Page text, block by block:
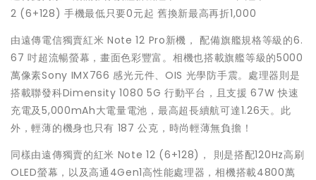
2 (6+128) 手機最低只要0元起 舊換新最高再折1,000
由遠傳電信獨賣紅米 Note 12 Pro新機， 配備旗艦規格等級的6.
67 吋超流暢螢幕，畫面色彩豐富。相機也搭載旗艦等級的5000
萬像素Sony IMX766 感光元件、OIS 光學防手震。處理器則是
搭載聯發科Dimensity 1080 5G 行動平台，且支援 67W 快速
充電及5,000mAh大電量電池，最高超長續航可達1.26天。此
外，輕薄的機身也只有 187 公克，時尚輕薄無負擔！
同樣由遠傳獨賣的紅米 Note 12 (6+128)， 則是搭配120Hz高刷
OLED螢幕，以及高通4Gen1高性能處理器，相機搭載4800萬